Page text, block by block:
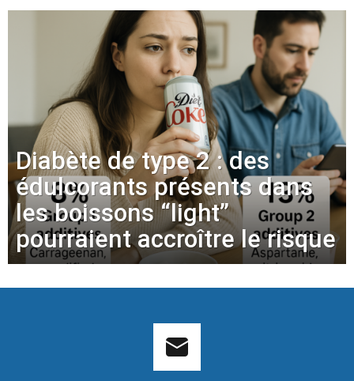
Diabète de type 2 : des
édulcorants présents dans
les boissons “light”
pourraient accroître le risque